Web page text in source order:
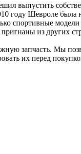
выпустить
году Шевроле
спортивные
из других
запчасть. Мы
их перед